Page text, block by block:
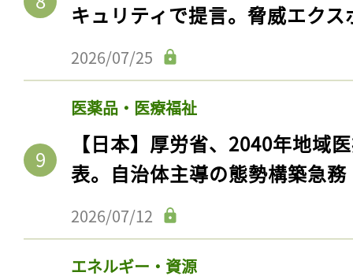
キュリティで提言。脅威エク
2026/07/25
医薬品・医療福祉
【日本】厚労省、2040年地域
表。自治体主導の態勢構築急務
2026/07/12
エネルギー・資源